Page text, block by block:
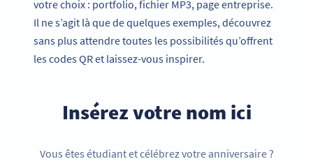
votre choix : portfolio, fichier MP3, page entreprise.
Il ne s’agit là que de quelques exemples, découvrez
sans plus attendre toutes les possibilités qu’offrent
les codes QR et laissez-vous inspirer.
Insérez votre nom ici
Vous êtes étudiant et célébrez votre anniversaire ?